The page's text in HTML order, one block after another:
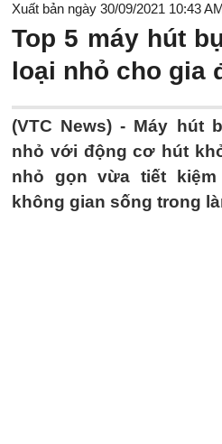
Xuất bản ngày 30/09/2021 10:43
Top 5 máy hút
loại nhỏ cho gia
(VTC News) - Máy hút
nhỏ với động cơ hút
nhỏ gọn vừa tiết
không gian sống trong